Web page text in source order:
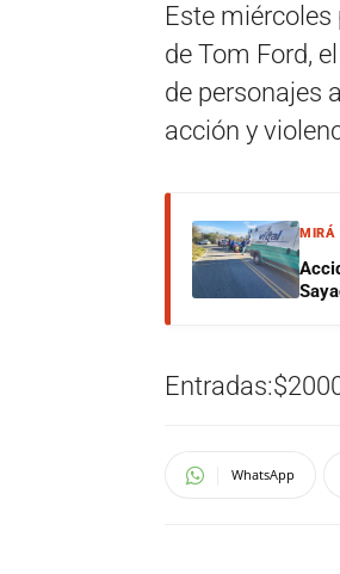
Este
de Tom Ford,
de personajes
acción y
MIRÁ
WhatsApp